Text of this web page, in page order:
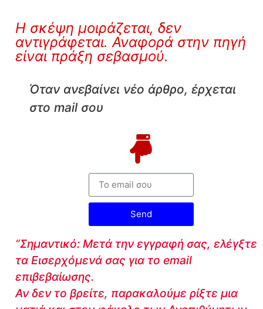
Η σκέψη μοιράζεται, δεν
αντιγράφεται. Αναφορά στην πηγή
είναι πράξη σεβασμού.
Όταν ανεβαίνει νέο άρθρο, έρχεται
στο mail σου
Send
“Σημαντικό: Μετά την εγγραφή σας, ελέγξτε
τα Εισερχόμενά σας για το email
επιβεβαίωσης.
Αν δεν το βρείτε, παρακαλούμε ρίξτε μια